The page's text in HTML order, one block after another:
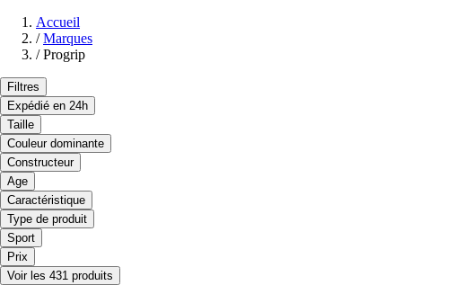
Accueil
/ Marques
/ Progrip
Filtres
Expédié en 24h
Taille
Couleur dominante
Constructeur
Age
Caractéristique
Type de produit
Sport
Prix
Voir les 431 produits